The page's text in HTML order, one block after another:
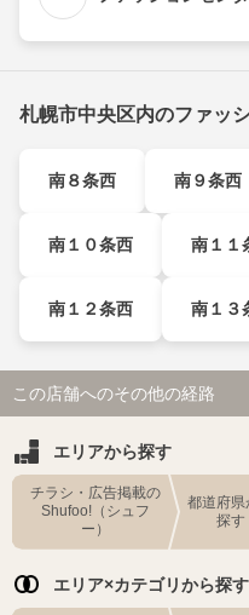
札幌市中央区内のファッ
南８条西 南９条西
南１０条西 南１１
南１２条西 南１３
この店舗へのその他の経路
エリアから探す
チラシ・広告掲載の
Shufoo!（シュフ
ー）
都道府県
探す
エリア×カテゴリから探す